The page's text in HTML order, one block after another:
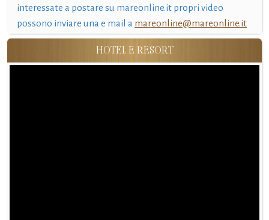
interessate a postare su mareonline.it propri video
possono inviare una e mail a mareonline@mareonline.it
HOTEL E RESORT